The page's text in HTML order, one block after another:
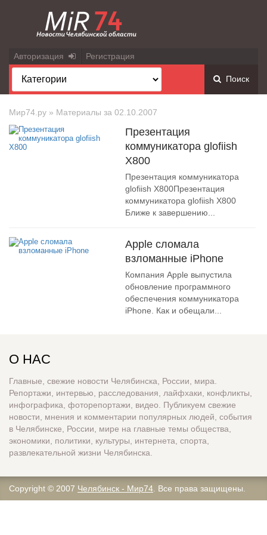
Авторизация Регистрация
Поиск
Мир74.ру » Материалы за 02.10.2007
Презентация
коммуникатора glofiish
X800
Презентация коммуникатора
glofiish X800Презентация
коммуникатора glofiish X800
Ближе к завершению...
Apple сломала
взломанные iPhone
Компания Apple выпустила
обновление программного
обеспечения коммуникатора
iPhone. Как и обещали...
О НАС
Главные, свежие новости Челябинска, России, мира.
Репортажи, интервью, расследования, лайфхаки, конфликты,
инфографика, фоторепортажи, видео. Публикуем свежие
новости, мнения и комментарии популярных людей, события
в Челябинске, России, мире на главные темы общества,
экономики, политики, культуры, интернета, спорта,
развлекательной жизни Челябинска.
Copyright © 2007 Челябинск - Мир74 . Все права защищены.